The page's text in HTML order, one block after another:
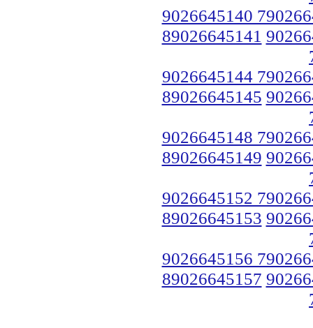
9026645140
89026645141
9026645144
89026645145
9026645148
89026645149
9026645152
89026645153
9026645156
89026645157